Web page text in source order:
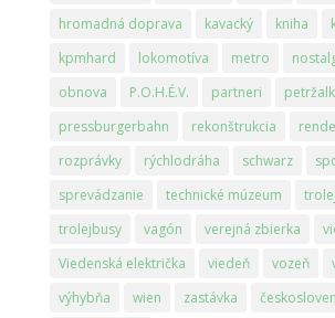
hromadná doprava
kavacký kniha
kpmhard
lokomotíva metro
obnova
P.O.H.É.V. partneri
pressburgerbahn
rekonštrukcia
rozprávky
rýchlodráha schwarz
sprevádzanie
technické múzeum
trolejbusy
vagón verejná zbierka
Viedenská električka
viedeň vozeň
výhybňa
wien zastávka